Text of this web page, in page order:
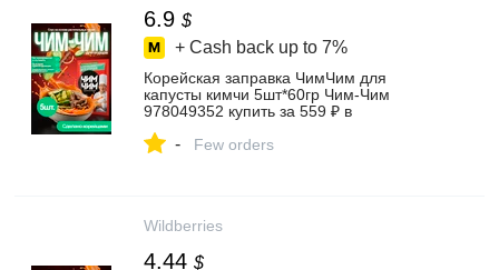
6.9 $
+ Cash back up to 7%
Корейская заправка ЧимЧим для
капусты кимчи 5шт*60гр Чим-Чим
978049352 купить за 559 ₽ в
- Few orders
Wildberries
4.44 $